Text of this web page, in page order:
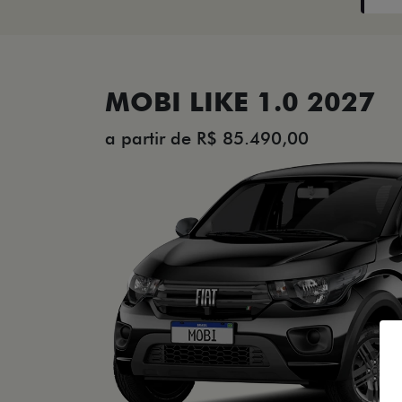
MOBI LIKE 1.0 2027
a partir de R$ 85.490,00